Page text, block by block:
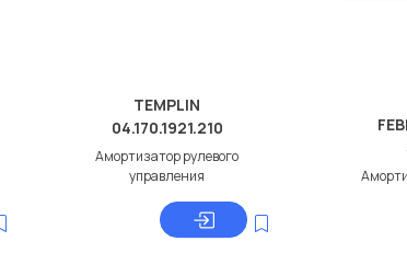
TEMPLIN
04.170.1921.210
Амортизатор рулевого
управления